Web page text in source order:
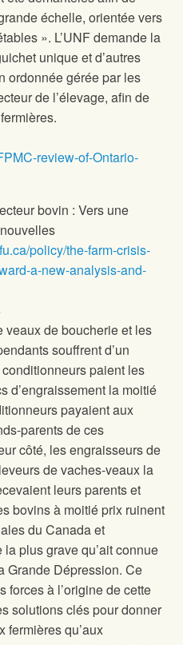
échelle, orientée vers
». L’UNF demande la
unique et d’autres
ordonnée gérée par les
de l’élevage, afin de
review-of-Ontario-
bovin : Vers une
policy/the-farm-crisis-
a-new-analysis-and-
veaux de boucherie et les
souffrent d’un
paient les
d’engraissement la moitié
payaient aux
parents de ces
côté, les engraisseurs de
de vaches-veaux la
leurs parents et
bovins à moitié prix ruinent
du Canada et
plus grave qu’ait connue
Grande Dépression. Ce
forces à l’origine de cette
solutions clés pour donner
fermières qu’aux